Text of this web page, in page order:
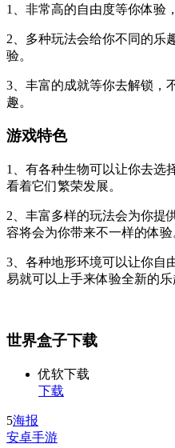
1、非常高的自由度等你体验
2、多种玩法会给你不同的乐
验。
3、丰富的成就等你去解锁，
趣。
游戏特色
1、有各种生物可以让你去选
看着它们繁荣发展。
2、丰富多样的玩法会为你提
容将会为你带来不一样的体验
3、各种地形环境可以让你自
易就可以上手来体验全新的乐
世界盒子下载
优软下载
下载
5海报
安卓手游